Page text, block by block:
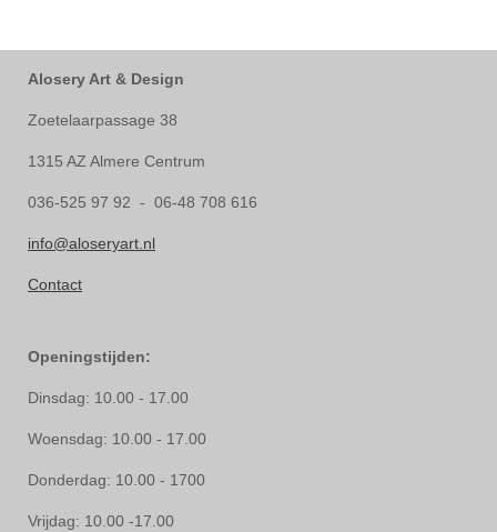
Alosery Art & Design
Zoetelaarpassage 38
1315 AZ Almere Centrum
036-525 97 92 - 06-48 708 616
info@aloseryart.nl
Contact
Openingstijden:
Dinsdag: 10.00 - 17.00
Woensdag: 10.00 - 17.00
Donderdag: 10.00 - 1700
Vrijdag: 10.00 -17.00